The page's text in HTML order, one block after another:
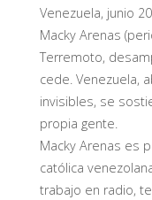
Venezuela, junio
Macky Arenas
Terremoto,
cede. Venezuela,
invisibles, se
propia gente.
Macky Arenas es
católica
trabajo en radio,